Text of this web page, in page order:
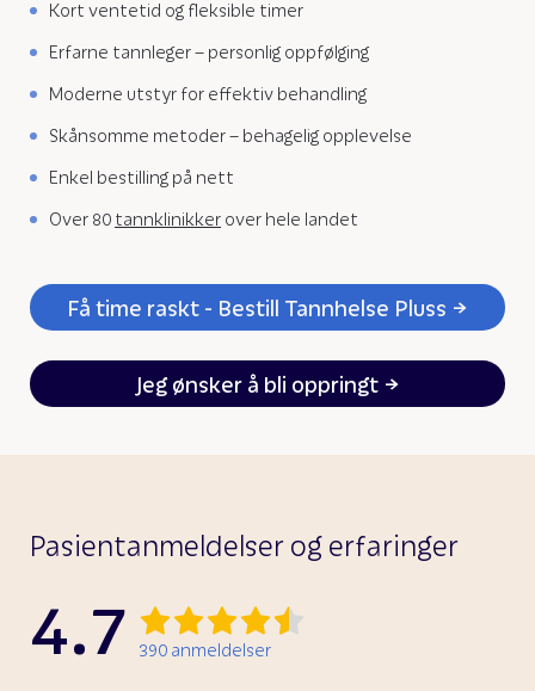
Kort ventetid og fleksible timer
Erfarne tannleger – personlig oppfølging
Moderne utstyr for effektiv behandling
Skånsomme metoder – behagelig opplevelse
Enkel bestilling på nett
Over 80 tannklinikker over hele landet
Få time raskt - Bestill Tannhelse Pluss
Jeg ønsker å bli oppringt
Pasientanmeldelser og erfaringer
4.7 390 anmeldelser